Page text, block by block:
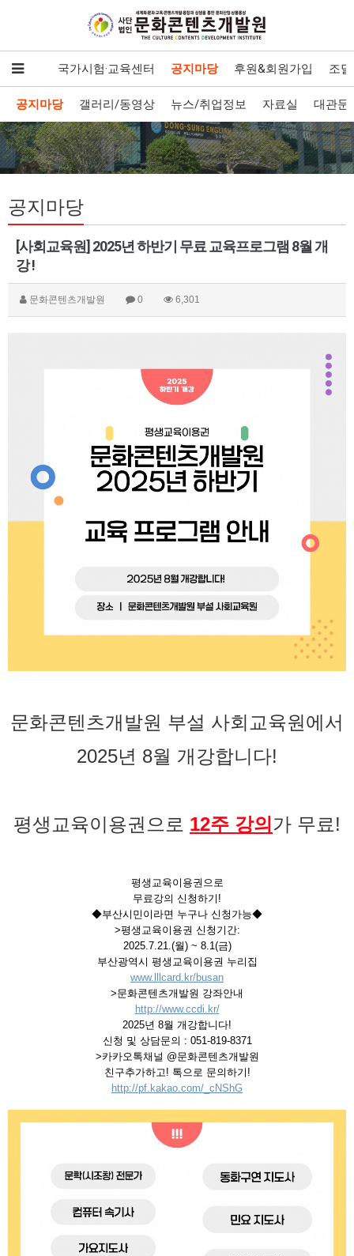
·보급 국가시험·교육센터 공지마당 후원&회원가입 조
공지마당 갤러리/동영상 뉴스/취업정보 자료실 대관문
공지마당
[사회교육원] 2025년 하반기 무료 교육프로그램 8월 개
강 !
문화콘텐츠개발원 0 6,301
문화콘텐츠개발원 부설 사회교육원에서
2025년 8월 개강합니다!
평생교육이용권으로 12주 강의 가 무료!
평생교육이용권으로
무료강의 신청하기!
◆부산시민이라면 누구나 신청가능◆
>평생교육이용권 신청기간:
2025.7.21.(월) ~ 8.1(금)
부산광역시 평생교육이용권 누리집
www.lllcard.kr/busan
>문화콘텐츠개발원 강좌안내
http://www.ccdi.kr/
2025년 8월 개강합니다!
신청 및 상담문의 : 051-819-8371
>카카오톡채널 @문화콘텐츠개발원
친구추가하고! 톡으로 문의하기!
http://pf.kakao.com/_cNShG